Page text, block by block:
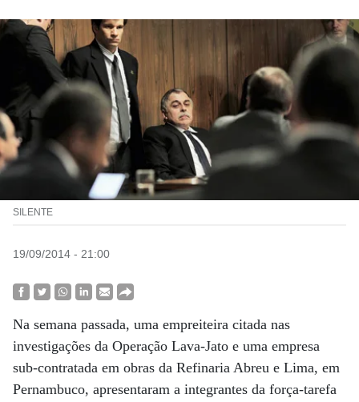
SILENTE
19/09/2014 - 21:00
Na semana passada, uma empreiteira citada nas
investigações da Operação Lava-Jato e uma empresa
sub-contratada em obras da Refinaria Abreu e Lima, em
Pernambuco, apresentaram a integrantes da força-tarefa